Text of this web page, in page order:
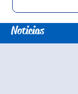
Noticias